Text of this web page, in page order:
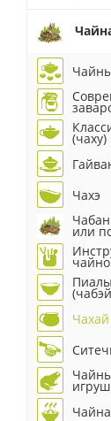
(чаху)
Чахэ
или
Чахай